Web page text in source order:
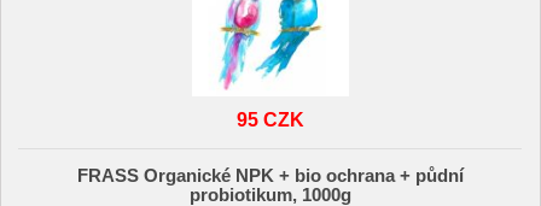
95 CZK
FRASS Organické NPK + bio ochrana + půdní
probiotikum, 1000g